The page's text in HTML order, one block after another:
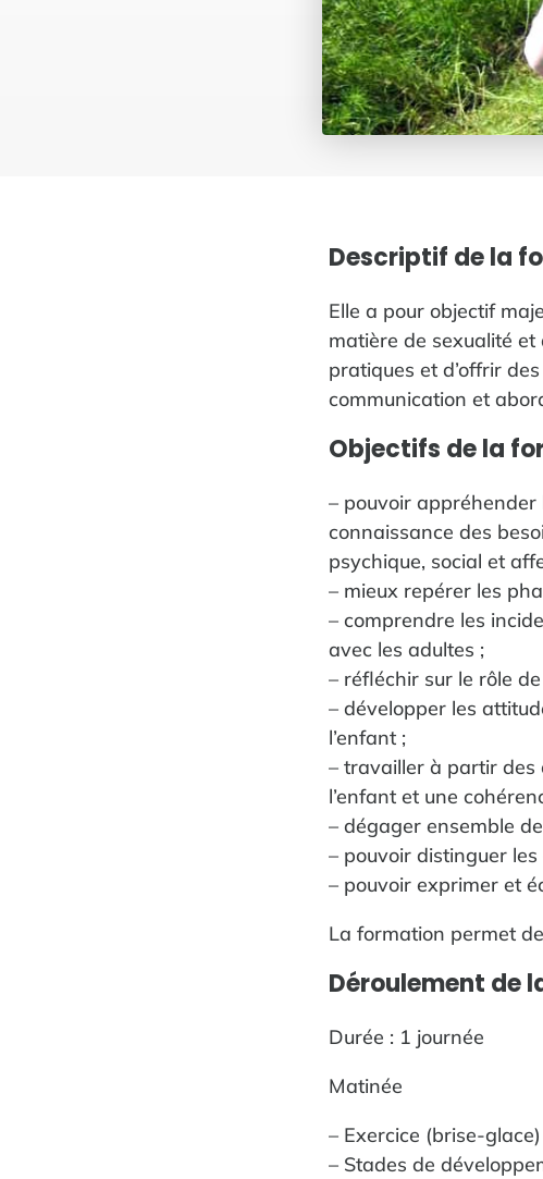
Descriptif de la
Elle a pour objectif
matière de sexualité
pratiques et d’offrir
communication et
Objectifs de la
– pouvoir appréhender
connaissance des
psychique, social et
– mieux repérer les
– comprendre les
avec les adultes ;
– réfléchir sur le rôle
– développer les
l’enfant ;
– travailler à partir des
l’enfant et une
– dégager ensemble
– pouvoir distinguer
– pouvoir exprimer et
La formation permet
Déroulement de
Durée : 1 journée
Matinée
– Exercice (brise-
– Stades de